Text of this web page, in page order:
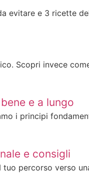
evitare e 3 ricette
Scopri invece
e a lungo
i principi
e consigli
percorso verso